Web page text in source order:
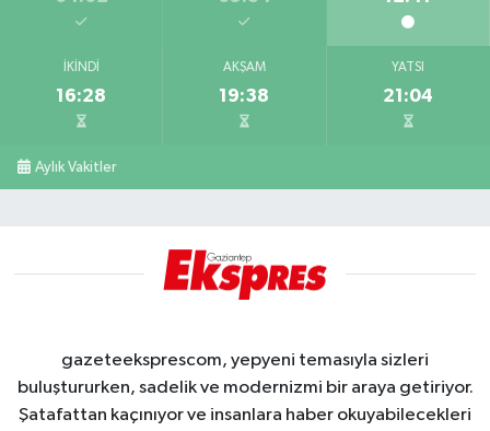
İKINDI
16:28
AKŞAM
19:38
YATSI
21:04
Aylık Vakitler
gazeteeksprescom, yepyeni temasıyla sizleri
buluştururken, sadelik ve modernizmi bir araya getiriyor.
Şatafattan kaçınıyor ve insanlara haber okuyabilecekleri